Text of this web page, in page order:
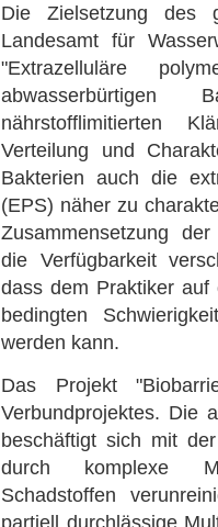
Die Zielsetzung des
Landesamt für
"Extrazelluläre
abwasserbürtigen
nährstofflimitierten
Verteilung und
Bakterien auch die
(EPS) näher zu
Zusammensetzung
die Verfügbarkeit
dass dem Praktiker auf
bedingten
werden kann.
Das Projekt
Verbundprojektes. Die
beschäftigt sich mit
durch komplexe
Schadstoffen